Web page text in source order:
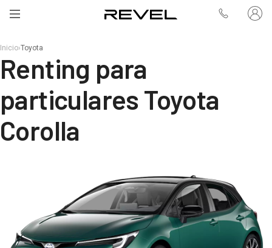
Inicio›Toyota
Renting para
particulares Toyota
Corolla